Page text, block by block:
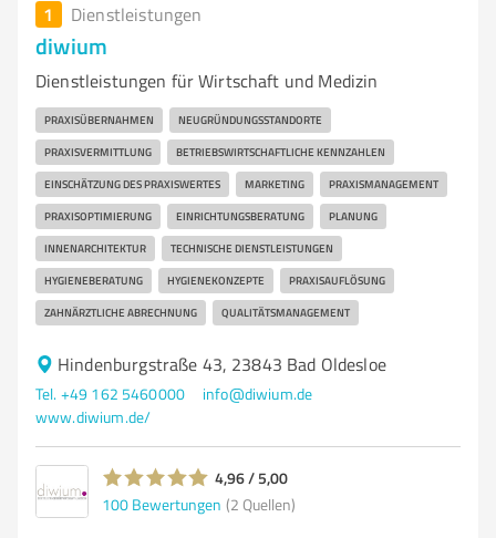
1 Dienstleistungen
diwium
Dienstleistungen für Wirtschaft und Medizin
PRAXISÜBERNAHMEN NEUGRÜNDUNGSSTANDORTE
PRAXISVERMITTLUNG BETRIEBSWIRTSCHAFTLICHE KENNZAHLEN
EINSCHÄTZUNG DES PRAXISWERTES MARKETING PRAXISMANAGEMENT
PRAXISOPTIMIERUNG EINRICHTUNGSBERATUNG PLANUNG
INNENARCHITEKTUR TECHNISCHE DIENSTLEISTUNGEN
HYGIENEBERATUNG HYGIENEKONZEPTE PRAXISAUFLÖSUNG
ZAHNÄRZTLICHE ABRECHNUNG QUALITÄTSMANAGEMENT
Hindenburgstraße 43, 23843 Bad Oldesloe
Tel. +49 162 5460000
info@diwium.de
www.diwium.de/
4,96 / 5,00
100 Bewertungen (2 Quellen)